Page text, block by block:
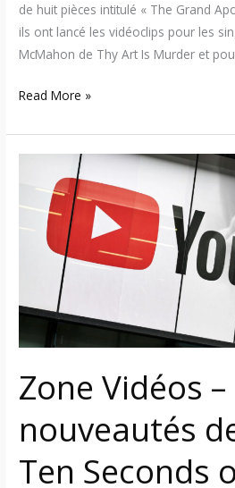
de huit pièces intitulé « The Grand
ils ont lancé les vidéoclips pour les
McMahon de Thy Art Is Murder et
Read More »
Zone Vidéos –
nouveautés
Ten Seconds
Vidéos
–
Des
nouveautés
Last
Ten
of
Trivium,